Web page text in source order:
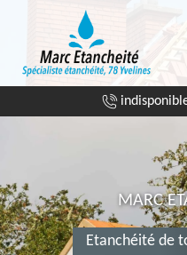
MARC
Etanchéité de